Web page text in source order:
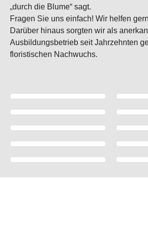
„durch die Blume“ sagt.
Fragen Sie uns einfach! Wir helfen
Darüber hinaus sorgten wir als
Ausbildungsbetrieb seit Jahrzehnten
floristischen Nachwuchs.